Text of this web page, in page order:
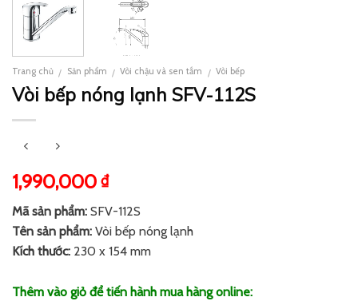
Trang chủ / Sản phẩm / Vòi chậu và sen tắm / Vòi bếp
Vòi bếp nóng lạnh SFV-112S
1,990,000 ₫
Mã sản phẩm: SFV-112S
Tên sản phẩm: Vòi bếp nóng lạnh
Kích thước: 230 x 154 mm
Thêm vào giỏ để tiến hành mua hàng online: